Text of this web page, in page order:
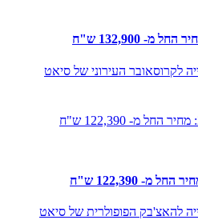
לקרוסאובר העירוני של סיאט
להאצ'בק הפופולרית של סיאט